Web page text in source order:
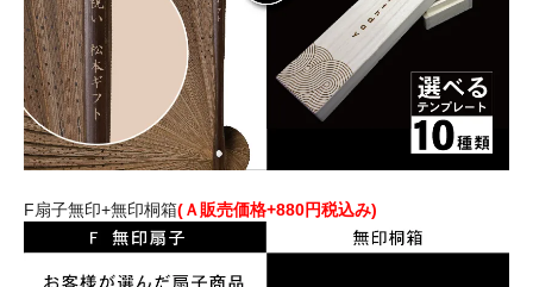
F扇子無印+無印桐箱(Ａ販売価格+880円税込み)